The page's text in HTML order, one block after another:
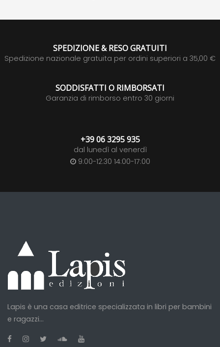
SPEDIZIONE & RESO GRATUITI
Spedizione nazionale gratuita per ordini superiori a 35,00 €
SODDISFATTI O RIMBORSATI
Garanzia di rimborso entro 30 giorni
+39 06 3295 935
dal lunedì al venerdì
9:00-12:30 14:00-17:00
Lapis è una casa editrice specializzata in libri per bambini
e ragazzi...